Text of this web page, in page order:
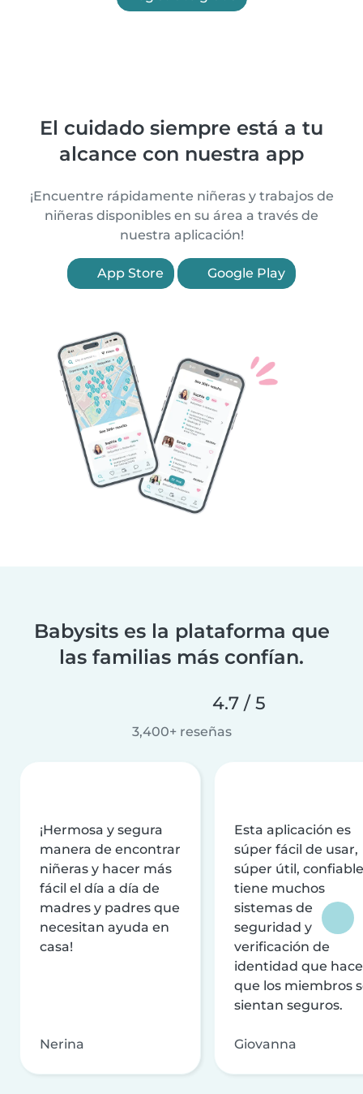
El cuidado siempre está a tu
alcance con nuestra app
¡Encuentre rápidamente niñeras y trabajos de
niñeras disponibles en su área a través de
nuestra aplicación!
App Store Google Play
Babysits es la plataforma que
las familias más confían.
4.7 / 5
3,400+ reseñas
¡Hermosa y segura
manera de encontrar
niñeras y hacer más
fácil el día a día de
madres y padres que
necesitan ayuda en
casa!
Nerina
Esta aplicación es
súper fácil de usar,
súper útil,
tiene muchos
sistemas de
seguridad y
verificación de
identidad que
que los miembros
sientan seguros.
Giovanna